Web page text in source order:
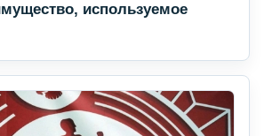
используемое